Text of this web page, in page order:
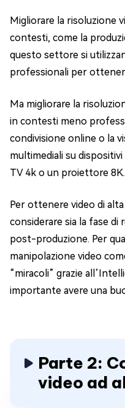
Migliorare la risoluzione
contesti, come la
questo settore si
professionali per
Ma migliorare la
in contesti meno
condivisione online o la
multimediali su
TV 4k o un proiettore 8K.
Per ottenere video di
considerare sia la fase di
post-produzione. Per
manipolazione video
“miracoli” grazie
importante avere una
Parte 2:
video ad